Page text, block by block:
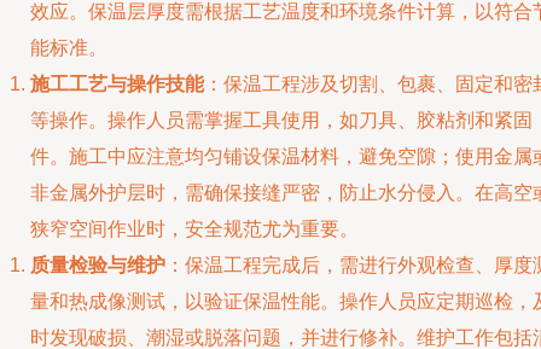
效应。保温层厚度需根据工艺温度和环境条件计算，以符合
能标准。
施工工艺与操作技能：保温工程涉及切割、包裹、固定和密
等操作。操作人员需掌握工具使用，如刀具、胶粘剂和紧固
件。施工中应注意均匀铺设保温材料，避免空隙；使用金属
非金属外护层时，需确保接缝严密，防止水分侵入。在高空
狭窄空间作业时，安全规范尤为重要。
质量检验与维护 ：保温工程完成后，需进行外观检查、厚度
量和热成像测试，以验证保温性能。操作人员应定期巡检，
时发现破损、潮湿或脱落问题，并进行修补。维护工作包括